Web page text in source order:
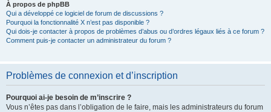
À propos de phpBB
Qui a développé ce logiciel de forum de discussions ?
Pourquoi la fonctionnalité X n’est pas disponible ?
Qui dois-je contacter à propos de problèmes d’abus ou d’ordres légaux liés à ce forum ?
Comment puis-je contacter un administrateur du forum ?
Problèmes de connexion et d’inscription
Pourquoi ai-je besoin de m’inscrire ?
Vous n’êtes pas dans l’obligation de le faire, mais les administrateurs du forum